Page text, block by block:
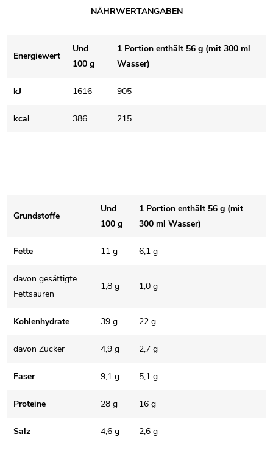
NÄHRWERTANGABEN
Energiewert
Und
100 g
1 Portion enthält 56 g (mit 300 ml
Wasser)
kJ 1616 905
kcal 386 215
Grundstoffe
Und
100 g
1 Portion enthält 56 g (mit
300 ml Wasser)
Fette 11 g 6,1 g
davon gesättigte
Fettsäuren
1,8 g 1,0 g
Kohlenhydrate 39 g 22 g
davon Zucker 4,9 g 2,7 g
Faser 9,1 g 5,1 g
Proteine 28 g 16 g
Salz 4,6 g 2,6 g